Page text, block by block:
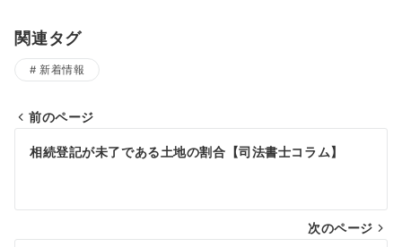
関連タグ
新着情報
投
ビ
前のページ
相続登記が未了である土地の割合【司法書士コラム】
次のページ